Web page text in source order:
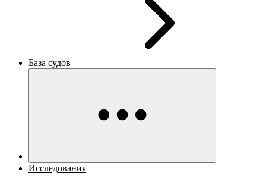
База судов
Исследования